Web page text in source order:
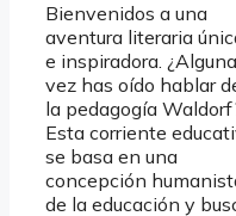
Bienvenidos a una
aventura literaria
e inspiradora. ¿Alguna
vez has oído hablar
la pedagogía
Esta corriente
se basa en una
concepción
de la educación y